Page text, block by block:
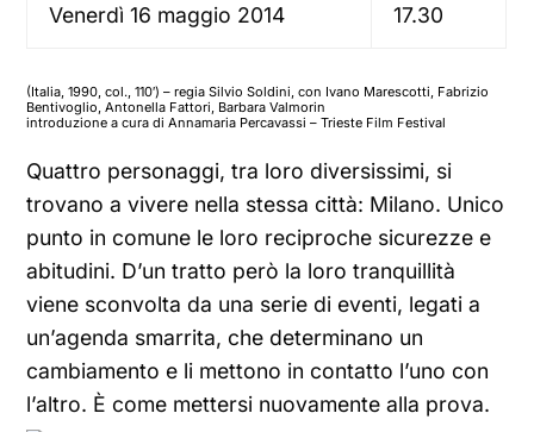
Venerdì 16 maggio 2014 17.30
(Italia, 1990, col., 110′) – regia Silvio Soldini, con Ivano Marescotti, Fabrizio
Bentivoglio, Antonella Fattori, Barbara Valmorin
introduzione a cura di Annamaria Percavassi – Trieste Film Festival
Quattro personaggi, tra loro diversissimi, si
trovano a vivere nella stessa città: Milano. Unico
punto in comune le loro reciproche sicurezze e
abitudini. D’un tratto però la loro tranquillità
viene sconvolta da una serie di eventi, legati a
un’agenda smarrita, che determinano un
cambiamento e li mettono in contatto l’uno con
l’altro. È come mettersi nuovamente alla prova.